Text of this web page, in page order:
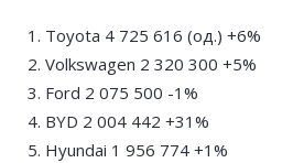
Toyota 4 725 616 (од.) +6%
Volkswagen 2 320 300 +5%
Ford 2 075 500 -1%
BYD 2 004 442 +31%
Hyundai 1 956 774 +1%